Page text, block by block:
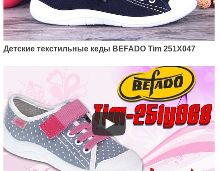
Детские текстильные кеды
Befado Fun 451Y004
785грн.
Артикул: 351X002
Детские текстильные кеды BEFADO Tim 251X047